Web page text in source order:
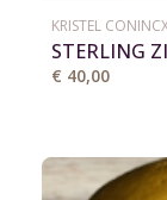
KRISTEL
STERLING
€ 40,00